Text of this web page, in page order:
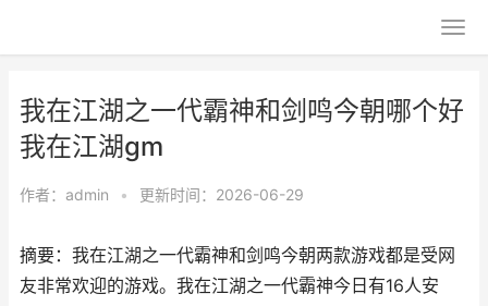
我在江湖之一代霸神和剑鸣今朝哪个好
我在江湖gm
作者： admin • 更新时间：2026-06-29
摘要：我在江湖之一代霸神和剑鸣今朝两款游戏都是受网
友非常欢迎的游戏。我在江湖之一代霸神今日有16人安